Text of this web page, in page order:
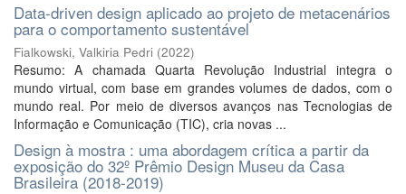
Data-driven design aplicado ao projeto de metacenários
para o comportamento sustentável
Fialkowski, Valkiria Pedri (2022)
Resumo: A chamada Quarta Revolução Industrial integra o
mundo virtual, com base em grandes volumes de dados, com o
mundo real. Por meio de diversos avanços nas Tecnologias de
Informação e Comunicação (TIC), cria novas ...
Design à mostra : uma abordagem crítica a partir da
exposição do 32º Prêmio Design Museu da Casa
Brasileira (2018-2019)